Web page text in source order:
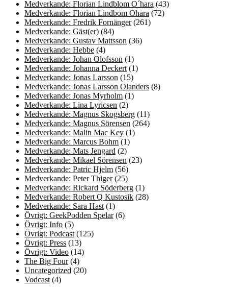
Medverkande: Florian Lindblom O´hara (43)
Medverkande: Florian Lindbom Ohara (72)
Medverkande: Fredrik Fornänger(261)
Medverkande: Gäst(er) (84)
Medverkande: Gustav Mattsson (36)
Medverkande: Hebbe (4)
Medverkande: Johan Olofsson (1)
Medverkande: Johanna Deckert (1)
Medverkande: Jonas Larsson (15)
Medverkande: Jonas Larsson Olanders (8)
Medverkande: Jonas Myrholm (1)
Medverkande: Lina Lyricsen (2)
Medverkande: Magnus Skogsberg (11)
Medverkande: Magnus Sörensen (264)
Medverkande: Malin Mac Key (1)
Medverkande: Marcus Bohm (1)
Medverkande: Mats Jengard (2)
Medverkande: Mikael Sörensen (23)
Medverkande: Patric Hjelm (56)
Medverkande: Peter Thiger(25)
Medverkande: Rickard Söderberg (1)
Medverkande: Robert Q Kustosik (28)
Medverkande: Sara Hast (1)
Övrigt: GeekPodden Spelar(6)
Övrigt: Info (5)
Övrigt: Podcast (125)
Övrigt: Press (13)
Övrigt: Video (14)
The Big Four(4)
Uncategorized (20)
Vodcast (4)